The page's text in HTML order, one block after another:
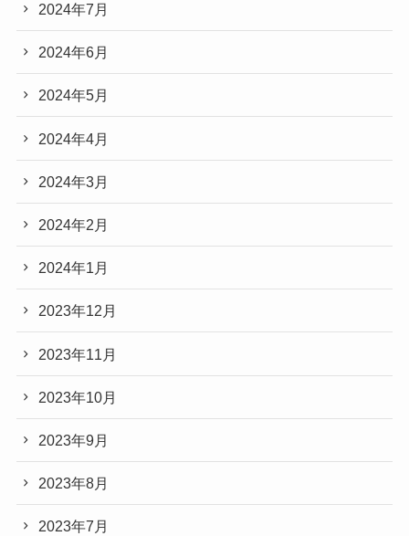
2024年7月
2024年6月
2024年5月
2024年4月
2024年3月
2024年2月
2024年1月
2023年12月
2023年11月
2023年10月
2023年9月
2023年8月
2023年7月